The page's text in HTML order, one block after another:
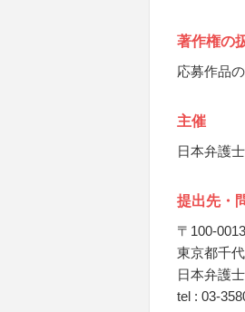
著作権の
応募作品
主催
日本弁護
提出先・
〒100-0013
東京都千
日本弁護
tel : 03-